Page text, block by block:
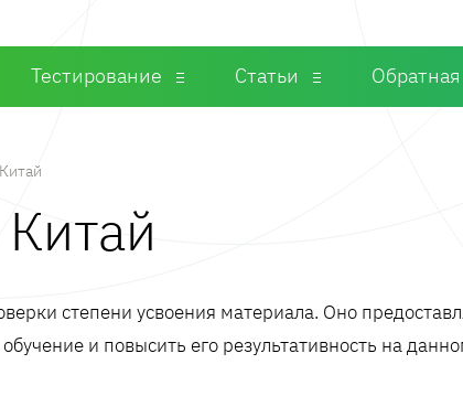
Тестирование Статьи
степени усвоения материала. Оно
и повысить его результативность на